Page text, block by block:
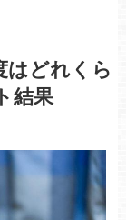
はどれくら
結果